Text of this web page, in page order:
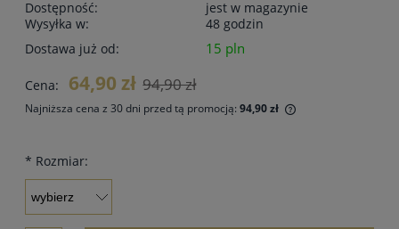
Dostępność:
jest w magazynie
Wysyłka w:
48 godzin
Dostawa już od:
15 pln
Cena: 64,90 zł 94,90 zł
Najniższa cena z 30 dni przed tą promocją: 94,90 zł
* Rozmiar: